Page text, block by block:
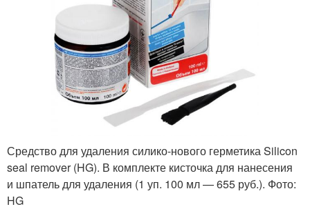
Средство для удаления силико-нового герметика Silicon
seal remover (HG). В ком­п­лекте кисточка для нанесения
и шпатель для удаления (1 уп. 100 мл — 655 руб.). Фото:
HG